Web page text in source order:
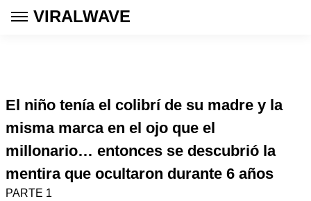
VIRALWAVE
El niño tenía el colibrí de su madre y la
misma marca en el ojo que el
millonario… entonces se descubrió la
mentira que ocultaron durante 6 años
PARTE 1